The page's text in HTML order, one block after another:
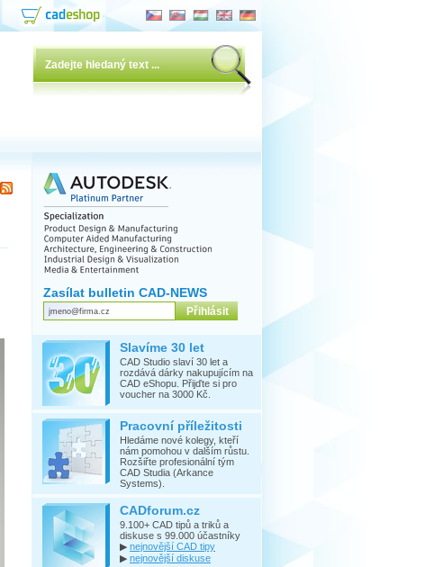
Zasílat bulletin CAD-NEWS
Slavíme 30 let
CAD Studio slaví 30 let a
rozdává dárky nakupujícím na
CAD eShopu. Přijďte si pro
voucher na 3000 Kč.
Pracovní příležitosti
Hledáme nové kolegy, kteří
nám pomohou v dalším růstu.
Rozšiřte profesionální tým
CAD Studia (Arkance
Systems).
CADforum.cz
9.100+ CAD tipů a triků a
diskuse s 99.000 účastníky
▶ nejnovější CAD tipy
▶ nejnovější diskuse